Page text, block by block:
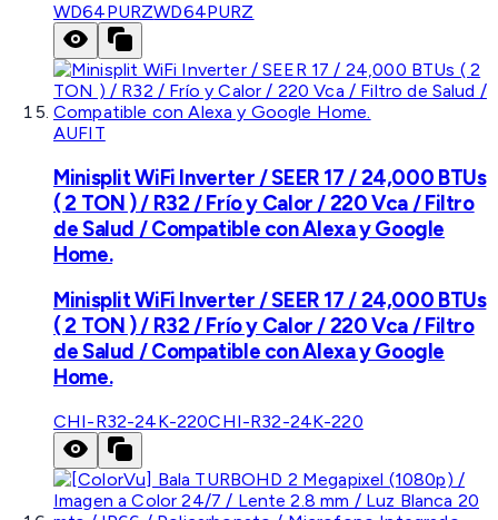
WD64PURZWD64PURZ
AUFIT
Minisplit WiFi Inverter / SEER 17 / 24,000 BTUs
( 2 TON ) / R32 / Frío y Calor / 220 Vca / Filtro
de Salud / Compatible con Alexa y Google
Home.
Minisplit WiFi Inverter / SEER 17 / 24,000 BTUs
( 2 TON ) / R32 / Frío y Calor / 220 Vca / Filtro
de Salud / Compatible con Alexa y Google
Home.
CHI-R32-24K-220CHI-R32-24K-220